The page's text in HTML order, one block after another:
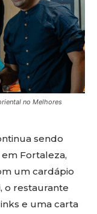
no Melhores
sendo
Fortaleza,
um cardápio
o restaurante
e uma carta